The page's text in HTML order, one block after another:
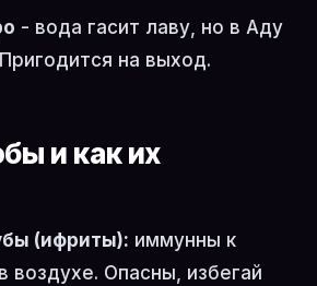
- вода гасит лаву, но в Аду
на выход.
и как их
(ифриты): иммунны к
воздухе. Опасны, избегай